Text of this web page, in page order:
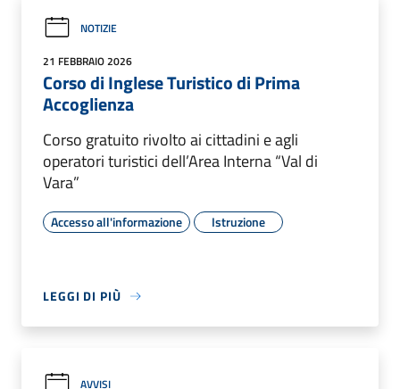
NOTIZIE
21 FEBBRAIO 2026
Corso di Inglese Turistico di Prima
Accoglienza
Corso gratuito rivolto ai cittadini e agli
operatori turistici dell’Area Interna “Val di
Vara”
Accesso all'informazione Istruzione
LEGGI DI PIÙ
AVVISI